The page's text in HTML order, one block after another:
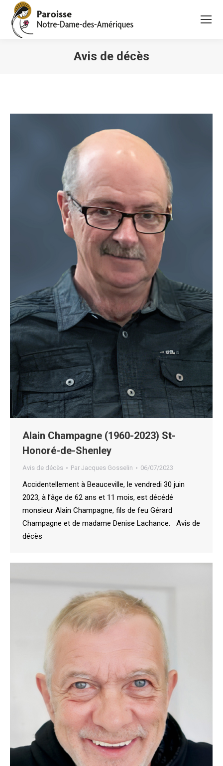
Avis de décès
Alain Champagne (1960-2023) St-
Honoré-de-Shenley
Avis de décès Par Jacques Gosselin 06/07/2023
Accidentellement à Beauceville, le vendredi 30 juin
2023, à l’âge de 62 ans et 11 mois, est décédé
monsieur Alain Champagne, fils de feu Gérard
Champagne et de madame Denise Lachance. Avis de
décès